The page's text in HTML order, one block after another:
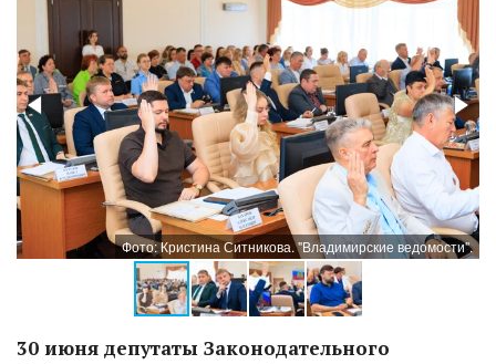
Фото: Кристина Ситникова. "Владимирские ведомости".
30 июня депутаты Законодательного